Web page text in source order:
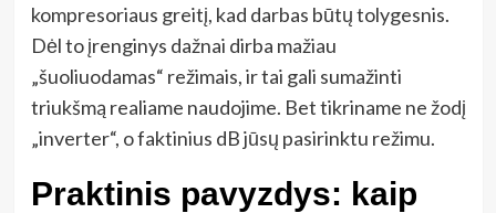
kompresoriaus greitį, kad darbas būtų tolygesnis.
Dėl to įrenginys dažnai dirba mažiau
„šuoliuodamas“ režimais, ir tai gali sumažinti
triukšmą realiame naudojime. Bet tikriname ne žodį
„inverter“, o faktinius dB jūsų pasirinktu režimu.
Praktinis pavyzdys: kaip